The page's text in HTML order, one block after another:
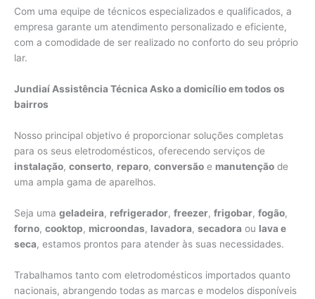
Com uma equipe de técnicos especializados e qualificados, a
empresa garante um atendimento personalizado e eficiente,
com a comodidade de ser realizado no conforto do seu próprio
lar.
Jundiaí Assistência Técnica Asko a domicílio em todos os
bairros
Nosso principal objetivo é proporcionar soluções completas
para os seus eletrodomésticos, oferecendo serviços de
instalação, conserto, reparo, conversão e manutenção de
uma ampla gama de aparelhos.
Seja uma geladeira, refrigerador, freezer, frigobar, fogão,
forno, cooktop, microondas, lavadora, secadora ou lava e
seca, estamos prontos para atender às suas necessidades.
Trabalhamos tanto com eletrodomésticos importados quanto
nacionais, abrangendo todas as marcas e modelos disponíveis